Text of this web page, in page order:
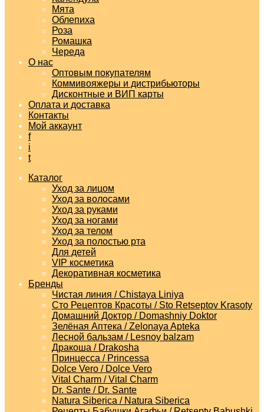
Мята
Облепиха
Роза
Ромашка
Череда
О нас
Оптовым покупателям
Коммивояжеры и дистрибьюторы
Дисконтные и ВИП карты
Оплата и доставка
Контакты
Мой аккаунт
f
i
t
Каталог
Уход за лицом
Уход за волосами
Уход за руками
Уход за ногами
Уход за телом
Уход за полостью рта
Для детей
VIP косметика
Декоративная косметика
Бренды
Чистая линия / Chistaya Liniya
Сто Рецептов Красоты / Sto Retseptov Krasoty
Домашний Доктор / Domashniy Doktor
Зелёная Аптека / Zelonaya Apteka
Лесной бальзам / Lesnoy balzam
Дракоша / Drakosha
Принцесса / Princessa
Dolce Vero / Dolce Vero
Vital Charm / Vital Charm
Dr. Sante / Dr. Sante
Natura Siberica / Natura Siberica